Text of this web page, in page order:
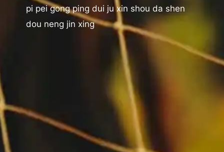
pi pei gong ping dui ju xin shou da shen
dou neng jin xing